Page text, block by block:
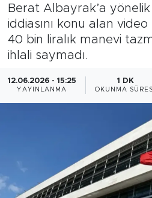
Berat Albayrak’a
iddiasını konu alan
40 bin liralık manevi
ihlali saymadı.
12.06.2026 - 15:25
YAYINLANMA
1 DK
OKUNMA